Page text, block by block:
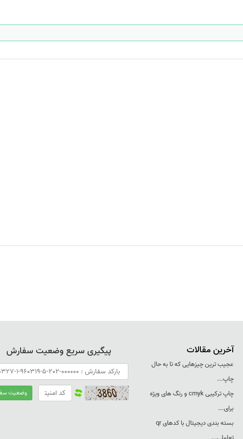
آخرین مقالات
عجيب ترين چيزهايی که تا به حال
چاپ...
چاپ ترکيبی cmyk و رنگ های ويژه
برای...
بسته بندی ديجيتال با کدهای qr
پیگیری سریع وضعیت سفارش